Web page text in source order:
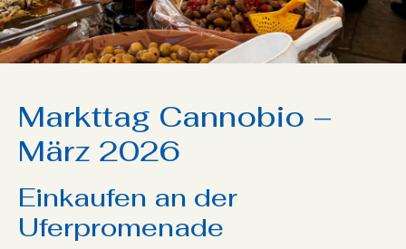
Markttag Cannobio –
März 2026
Einkaufen an der
Uferpromenade